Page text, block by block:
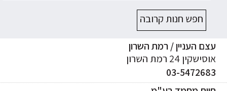
חפש חנות קרובה
העניין / רמת השרון
24 רמת השרון
03-